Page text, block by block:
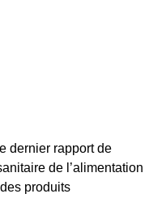
dernier rapport de
de l’alimentation
produits